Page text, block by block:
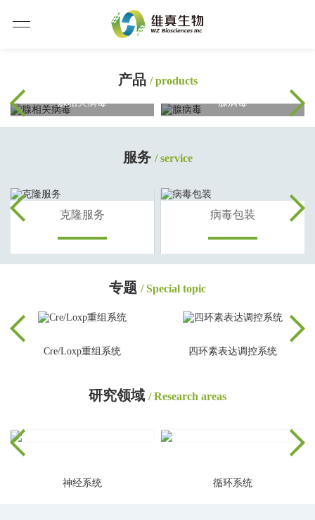
产品 / products
腺相关病毒 腺病毒
服务 / service
克隆服务 病毒包装
专题 / Special topic
Cre/Loxp重组系统 四环素表达调控系统
研究领域 / Research areas
神经系统 循环系统